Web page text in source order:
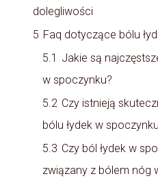
dolegliwości
5 Faq dotyczące bólu
5.1 Jakie są
w spoczynku?
5.2 Czy istnieją
bólu łydek w
5.3 Czy ból łydek w
związany z bólem nóg